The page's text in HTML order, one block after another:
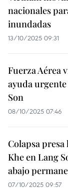
nacionales
inundadas
13/10/2025 09:31
Fuerza Aérea
ayuda
Son
08/10/2025 07:46
Colapsa
Khe en Lang
abajo
07/10/2025 09:57